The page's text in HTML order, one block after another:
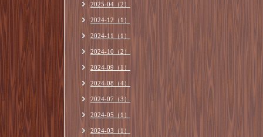
2025-04（2）
2024-12（1）
2024-11（1）
2024-10（2）
2024-09（1）
2024-08（4）
2024-07（3）
2024-05（1）
2024-03（1）